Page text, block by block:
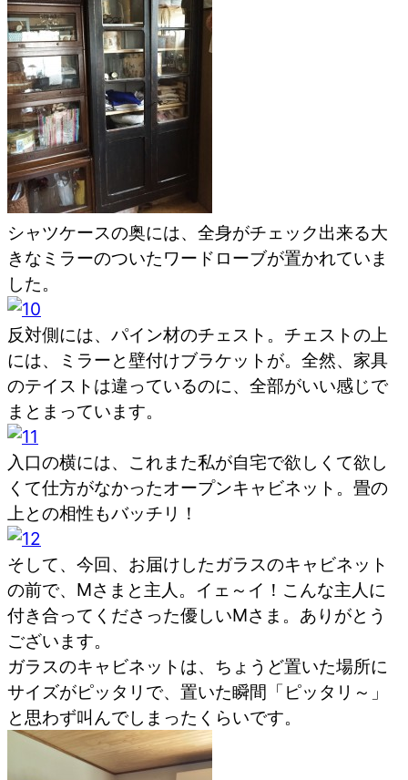
シャツケースの奥には、全身がチェック出来る大
きなミラーのついたワードローブが置かれていま
した。
反対側には、パイン材のチェスト。チェストの上
には、ミラーと壁付けブラケットが。全然、家具
のテイストは違っているのに、全部がいい感じで
まとまっています。
入口の横には、これまた私が自宅で欲しくて欲し
くて仕方がなかったオープンキャビネット。畳の
上との相性もバッチリ！
そして、今回、お届けしたガラスのキャビネット
の前で、Mさまと主人。イェ～イ！こんな主人に
付き合ってくださった優しいMさま。ありがとう
ございます。
ガラスのキャビネットは、ちょうど置いた場所に
サイズがピッタリで、置いた瞬間「ピッタリ～」
と思わず叫んでしまったくらいです。